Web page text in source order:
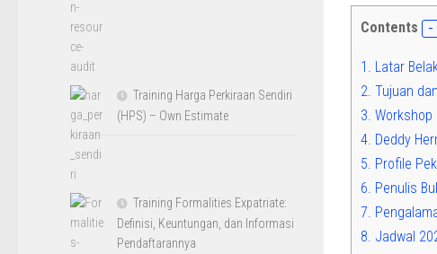
Contents
1. Latar
2. Tujuan
3. Workshop
4. Deddy
5. Profile
6. Penulis
7.
8. Jadwal
Training Harga Perkiraan Sendiri
(HPS) – Own Estimate
Training Formalities Expatriate:
Definisi, Keuntungan, dan Informasi
Pendaftarannya